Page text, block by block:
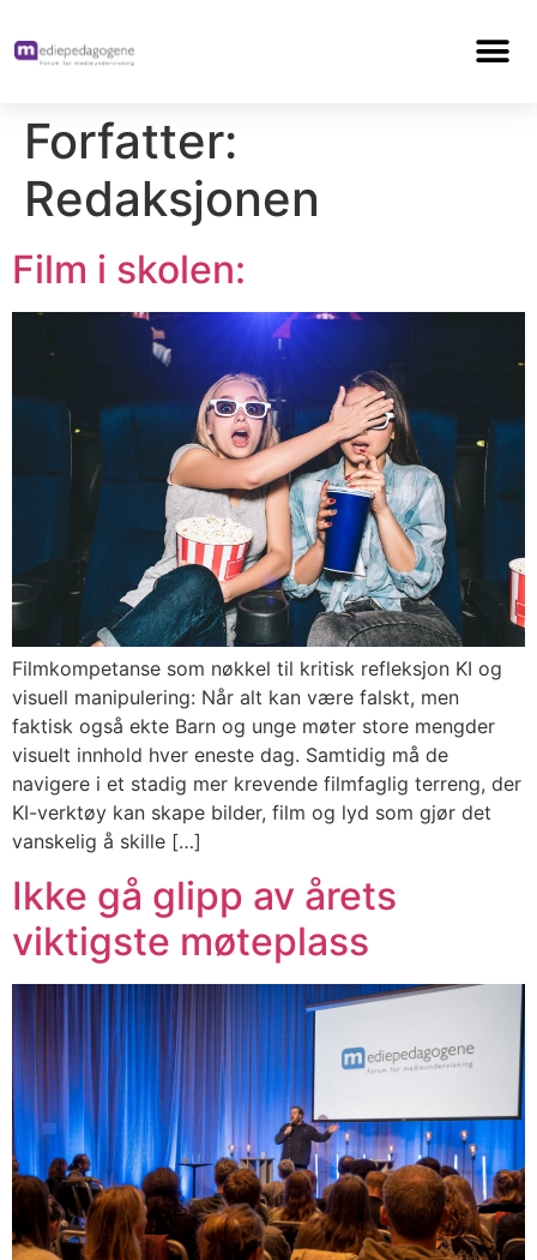
Forfatter:
Redaksjonen
Film i skolen:
Filmkompetanse som nøkkel til kritisk refleksjon KI og
visuell manipulering: Når alt kan være falskt, men
faktisk også ekte Barn og unge møter store mengder
visuelt innhold hver eneste dag. Samtidig må de
navigere i et stadig mer krevende filmfaglig terreng, der
KI-verktøy kan skape bilder, film og lyd som gjør det
vanskelig å skille […]
Ikke gå glipp av årets
viktigste møteplass